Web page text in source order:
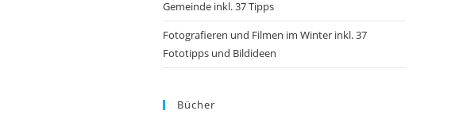
Gemeinde inkl. 37 Tipps
Fotografieren und Filmen im Winter inkl. 37
Fototipps und Bildideen
Bücher